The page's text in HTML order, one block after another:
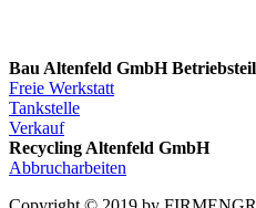
Bau Altenfeld GmbH
Freie Werkstatt
Tankstelle
Verkauf
Recycling Altenfeld GmbH
Abbrucharbeiten